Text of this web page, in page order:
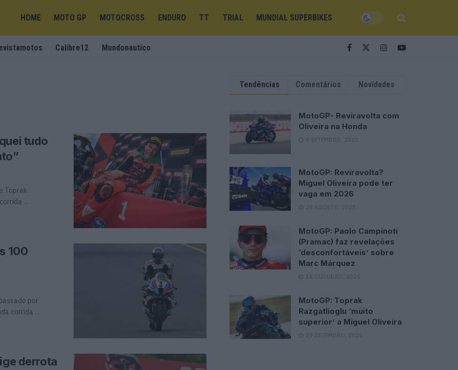
HOME MOTO GP MOTOCROSS ENDURO TT TRIAL MUNDIAL SUPERBIKES
Calibre12 Mundonautico
tudo
Toprak
...
100
por
corrida ...
derrota
Tendências Comentários Novidades
MotoGP- Reviravolta com
Oliveira na Honda
8 SETEMBRO, 2025
MotoGP: Reviravolta?
Miguel Oliveira pode ter
vaga em 2026
28 AGOSTO, 2025
MotoGP: Paolo Campinoti
(Pramac) faz revelações
‘desconfortáveis’ sobre
Marc Márquez
16 OUTUBRO, 2025
MotoGP: Toprak
Razgatlioglu ‘muito
superior’ a Miguel Oliveira